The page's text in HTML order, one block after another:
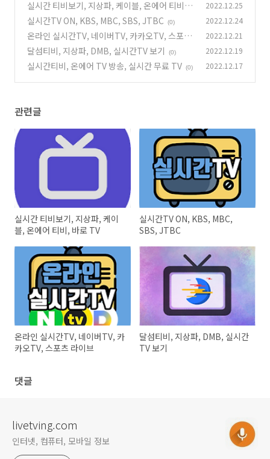
실시간 티비보기, 지상파, 케이블, 온에어 티비,
바로 TV
(0)
2022.12.25
실시간TV ON, KBS, MBC, SBS, JTBC (0) 2022.12.24
온라인 실시간TV, 네이버TV, 카카오TV, 스포츠
라이브
(0)
2022.12.21
달섬티비, 지상파, DMB, 실시간TV 보기 (0) 2022.12.19
실시간티비, 온에어 TV 방송, 실시간 무료 TV (0) 2022.12.17
관련글
실시간 티비보기, 지상파, 케이
블, 온에어 티비, 바로 TV
실시간TV ON, KBS, MBC,
SBS, JTBC
온라인 실시간TV, 네이버TV, 카
카오TV, 스포츠 라이브
달섬티비, 지상파, DMB, 실시간
TV 보기
댓글
livetving.com
인터넷, 컴퓨터, 모바일 정보